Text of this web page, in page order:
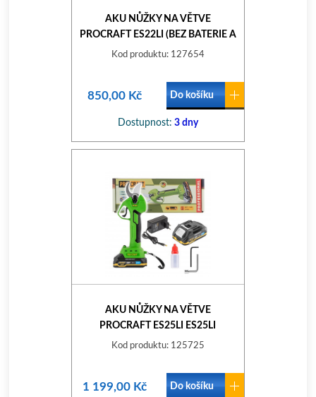
AKU NŮŽKY NA VĚTVE
PROCRAFT ES22LI (BEZ BATERIE A
NABÍJEČKY) ES22LIBB
Kod produktu: 127654
850,00 Kč Do košíku
Dostupnost: 3 dny
AKU NŮŽKY NA VĚTVE
PROCRAFT ES25LI ES25LI
Kod produktu: 125725
1 199,00 Kč Do košíku